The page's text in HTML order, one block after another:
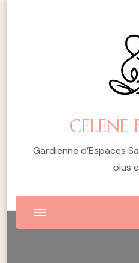
CELENE
Gardienne d’Espaces
plus